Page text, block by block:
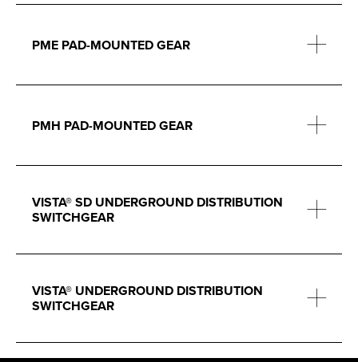
PME PAD-MOUNTED GEAR
PMH PAD-MOUNTED GEAR
VISTA® SD UNDERGROUND DISTRIBUTION
SWITCHGEAR
VISTA® UNDERGROUND DISTRIBUTION
SWITCHGEAR